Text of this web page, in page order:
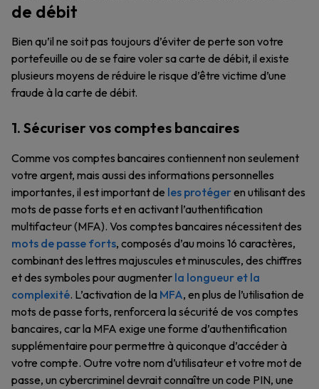
de débit
Bien qu’il ne soit pas toujours d’éviter de perte son votre
portefeuille ou de se faire voler sa carte de débit, il existe
plusieurs moyens de réduire le risque d’être victime d’une
fraude à la carte de débit.
1. Sécuriser vos comptes bancaires
Comme vos comptes bancaires contiennent non seulement
votre argent, mais aussi des informations personnelles
importantes, il est important de les protégeren utilisant des
mots de passe forts et en activant l’authentification
multifacteur (MFA). Vos comptes bancaires nécessitent des
mots de passe forts, composés d’au moins 16 caractères,
combinant des lettres majuscules et minuscules, des chiffres
et des symboles pour augmenter la longueur et la
complexité. L’activation de la MFA, en plus de l’utilisation de
mots de passe forts, renforcera la sécurité de vos comptes
bancaires, car la MFA exige une forme d’authentification
supplémentaire pour permettre à quiconque d’accéder à
votre compte. Outre votre nom d’utilisateur et votre mot de
passe, un cybercriminel devrait connaître un code PIN, une